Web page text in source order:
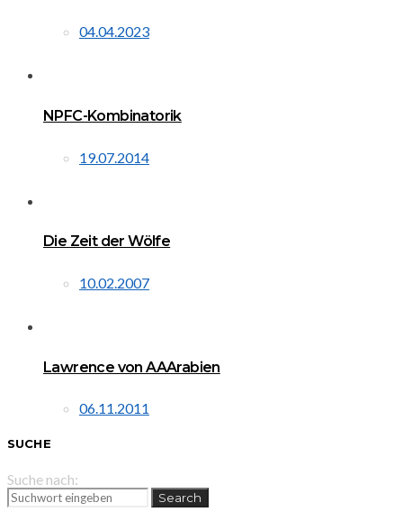
04.04.2023
NPFC-Kombinatorik
19.07.2014
Die Zeit der Wölfe
10.02.2007
Lawrence von AAArabien
06.11.2011
SUCHE
Suche nach:
Search